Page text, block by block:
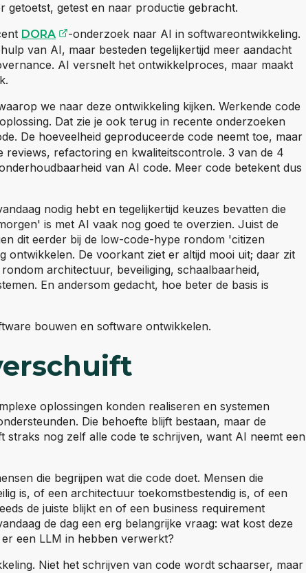
getoetst, getest en naar productie gebracht.
DORA (opent externe website)
-onderzoek naar AI in softwareontwikkeling.
van AI, maar besteden tegelijkertijd meer aandacht
AI versnelt het ontwikkelproces, maar maakt
we naar deze ontwikkeling kijken. Werkende code
Dat zie je ook terug in recente onderzoeken
De hoeveelheid geproduceerde code neemt toe, maar
reviews, refactoring en kwaliteitscontrole. 3 van de 4
van AI code. Meer code betekent dus
nodig hebt en tegelijkertijd keuzes bevatten die
is met AI vaak nog goed te overzien. Juist de
dit eerder bij de low-code-hype rondom 'citizen
ontwikkelen. De voorkant ziet er altijd mooi uit; daar zit
architectuur, beveiliging, schaalbaarheid,
En andersom gedacht, hoe beter de basis is
bouwen en software ontwikkelen.
oplossingen konden realiseren en systemen
Die behoefte blijft bestaan, maar de
straks nog zelf alle code te schrijven, want AI neemt een
die begrijpen wat die code doet. Mensen die
is, of een architectuur toekomstbestendig is, of een
de juiste blijkt en of een business requirement
de dag een erg belangrijke vraag: wat kost deze
een LLM in hebben verwerkt?
Niet het schrijven van code wordt schaarser, maar